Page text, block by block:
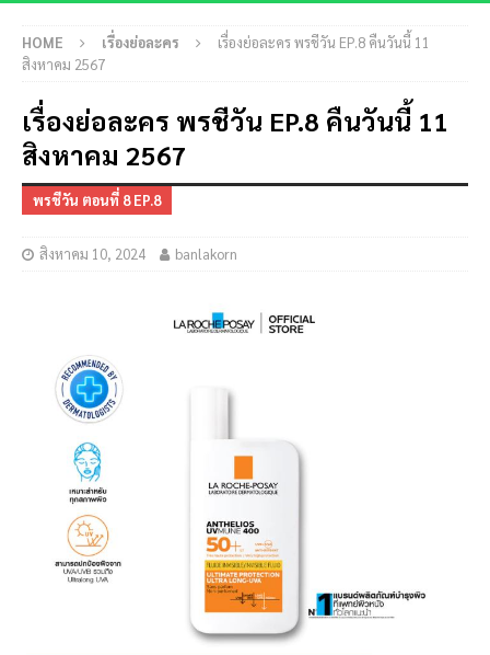
HOME เรื่องย่อละคร
เรื่องย่อละคร พรชีวัน EP.8 คืนวันนี้ 11
สิงหาคม 2567
เรื่องย่อละคร พรชีวัน EP.8 คืนวันนี้ 11
สิงหาคม 2567
พรชีวัน ตอนที่ 8 EP.8
สิงหาคม 10, 2024 banlakorn